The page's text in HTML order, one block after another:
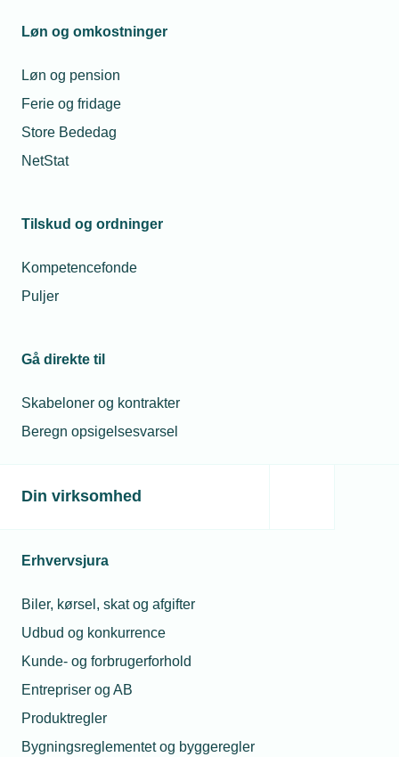
Løn og omkostninger
Løn og pension
Ferie og fridage
Store Bededag
NetStat
Tilskud og ordninger
Kompetencefonde
Puljer
Gå direkte til
Skabeloner og kontrakter
Beregn opsigelsesvarsel
Din virksomhed
Erhvervsjura
Biler, kørsel, skat og afgifter
Udbud og konkurrence
Kunde- og forbrugerforhold
Entrepriser og AB
Produktregler
Bygningsreglementet og byggeregler
Telefon:
Tlf. 43 43 60 00
jura@tekniq.dk